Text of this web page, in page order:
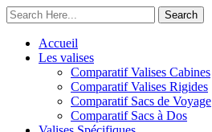
Accueil
Les valises
Comparatif Valises Cabines
Comparatif Valises Rigides
Comparatif Sacs de Voyage
Comparatif Sacs à Dos